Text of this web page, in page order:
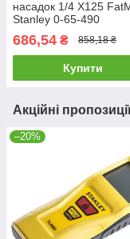
насадок 1/4 X125
Stanley 0-65-490
686,54 ₴ 858,18 ₴
Купити
Акційні
–20%